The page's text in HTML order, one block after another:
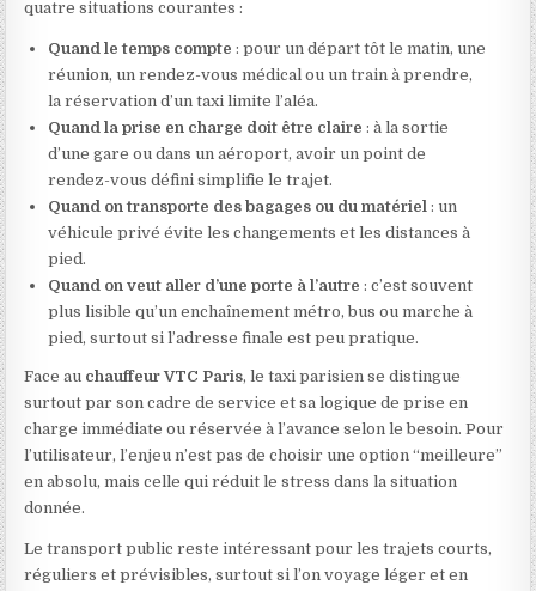
quatre situations courantes :
Quand le temps compte : pour un départ tôt le matin, une
réunion, un rendez-vous médical ou un train à prendre,
la réservation d’un taxi limite l’aléa.
Quand la prise en charge doit être claire : à la sortie
d’une gare ou dans un aéroport, avoir un point de
rendez-vous défini simplifie le trajet.
Quand on transporte des bagages ou du matériel : un
véhicule privé évite les changements et les distances à
pied.
Quand on veut aller d’une porte à l’autre : c’est souvent
plus lisible qu’un enchaînement métro, bus ou marche à
pied, surtout si l’adresse finale est peu pratique.
Face au chauffeur VTC Paris, le taxi parisien se distingue
surtout par son cadre de service et sa logique de prise en
charge immédiate ou réservée à l’avance selon le besoin. Pour
l’utilisateur, l’enjeu n’est pas de choisir une option “meilleure”
en absolu, mais celle qui réduit le stress dans la situation
donnée.
Le transport public reste intéressant pour les trajets courts,
réguliers et prévisibles, surtout si l’on voyage léger et en